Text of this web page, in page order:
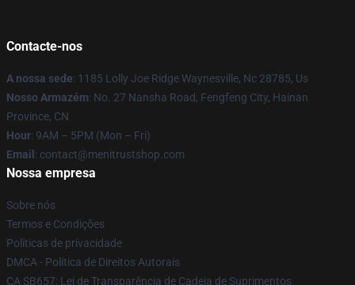
Contacte-nos
A nossa sede: 1185 Lolly Joe Ridge Waynesville, Nc 28785, Us
Nosso Armazém: No. 27 Nansha Road, Fengfeng City, Hainan
Province, CN
Hour: 9AM – 5PM (Mon – Fri)
Email : contact@menitrustshop.com
Nossa empresa
Sobre nós
Termos e Condições
Políticas de privacidade
DMCA - Política de Direitos Autorais
CA SB657: Lei de Transparência de Cadeia de Suprimentos